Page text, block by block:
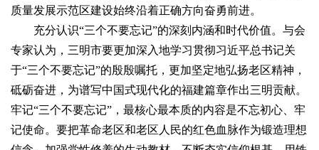
质量发展示范区建设始终沿着正确方向奋勇前进。
充分认识“三个不要忘记”的深刻内涵和时代价值。与会
专家认为，三明市要更加深入地学习贯彻习近平总书记关
于“三个不要忘记”的殷殷嘱托，更加坚定地弘扬老区精神，
砥砺奋进，为谱写中国式现代化的福建篇章作出三明贡献。
牢记“三个不要忘记”，最核心最本质的内容是不忘初心、牢
记使命。要把革命老区和老区人民的红色血脉作为锻造理想